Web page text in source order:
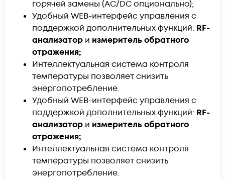
горячей замены (AC/DC опционально);
Удобный WEB-интерфейс управления c
поддержкой дополнительных функций: RF-
анализатор и измеритель обратного
отражения;
Интеллектуальная система контроля
температуры позволяет снизить
энергопотребление.
Удобный WEB-интерфейс управления c
поддержкой дополнительных функций: RF-
анализатор и измеритель обратного
отражения;
Интеллектуальная система контроля
температуры позволяет снизить
энергопотребление.